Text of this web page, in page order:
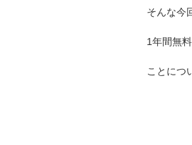
そんな今
1年間無
ことにつ